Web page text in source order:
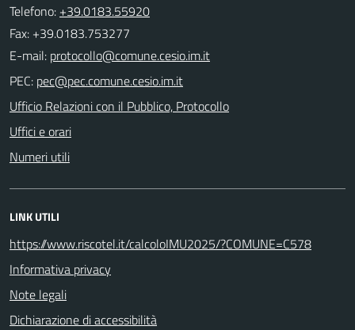
Telefono: +39.0183.55920
Fax: +39.0183.753277
E-mail:
PEC:
Ufficio Relazioni con il Pubblico, Protocollo
Uffici e orari
Numeri utili
LINK UTILI
https://www.riscotel.it/calcoloIMU2025/?COMUNE=C578
Informativa privacy
Note legali
Dichiarazione di accessibilità